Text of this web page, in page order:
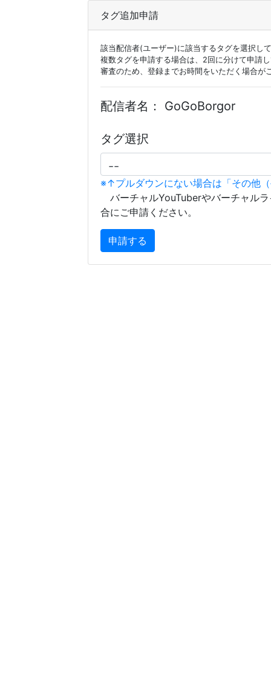
タグ追加申請
該当配信者(ユーザー)に該当するタグを選択し
複数タグを申請する場合は、2回に分けて申請
審査のため、登録までお時間をいただく場合が
配信者名： GoGoBorgor
タグ選択
※↑プルダウンにない場合は「その他
バーチャルYouTuberやバーチャル
合にご申請ください。
申請する